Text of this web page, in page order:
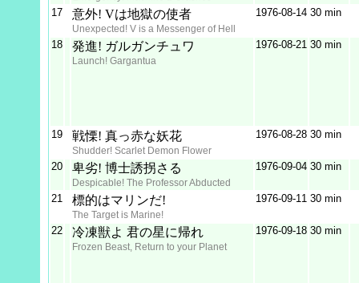
17 意外! Vは地獄の使者
Unexpected! V is a Messenger of Hell
1976‑08‑14 30 min
18 発進! ガルガンチュワ
Launch! Gargantua
1976‑08‑21 30 min
19 戦慄! 真っ赤な妖花
Shudder! Scarlet Demon Flower
1976‑08‑28 30 min
20 卑劣! 博士誘拐さる
Despicable! The Professor Abducted
1976‑09‑04 30 min
21 標的はマリンだ!
The Target is Marine!
1976‑09‑11 30 min
22 冷凍獣よ 君の星に帰れ
Frozen Beast, Return to your Planet
1976‑09‑18 30 min